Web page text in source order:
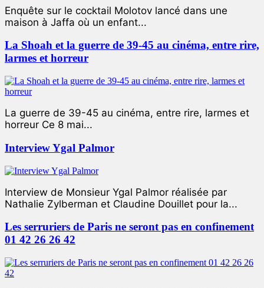
Enquête sur le cocktail Molotov lancé dans une
maison à Jaffa où un enfant...
La Shoah et la guerre de 39-45 au cinéma, entre rire,
larmes et horreur
La guerre de 39-45 au cinéma, entre rire, larmes et
horreur Ce 8 mai...
Interview Ygal Palmor
Interview de Monsieur Ygal Palmor réalisée par
Nathalie Zylberman et Claudine Douillet pour la...
Les serruriers de Paris ne seront pas en confinement
01 42 26 26 42